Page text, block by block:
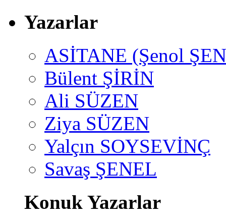
Yazarlar
ASİTANE (Şenol
Bülent ŞİRİN
Ali SÜZEN
Ziya SÜZEN
Yalçın SOYSEVİNÇ
Savaş ŞENEL
Konuk Yazarlar